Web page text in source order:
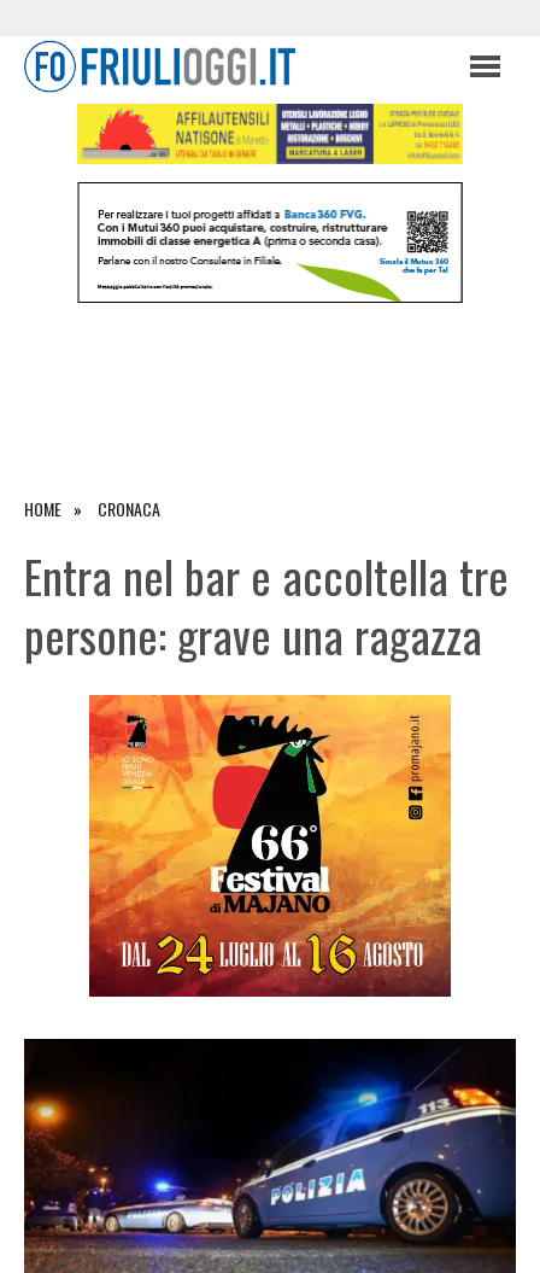
HOME CRONACA
Entra nel bar e accoltella tre
persone: grave una ragazza